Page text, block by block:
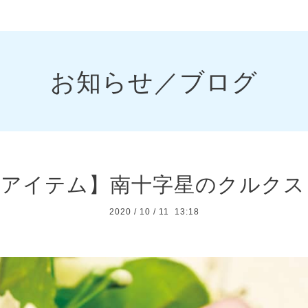
お知らせ／ブログ
イテム】南十字星のクルク
2020 / 10 / 11 13:18